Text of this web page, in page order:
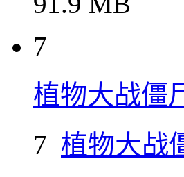
7
植物大战僵
7 植物大战